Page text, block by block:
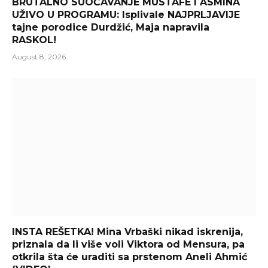
BRUTALNO SUOČAVANJE MUSTAFE I ASMINA
UŽIVO U PROGRAMU: Isplivale NAJPRLJAVIJE
tajne porodice Durdžić, Maja napravila
RASKOL!
August 8, 2026
INSTA REŠETKA! Mina Vrbaški nikad iskrenija,
priznala da li više voli Viktora od Mensura, pa
otkrila šta će uraditi sa prstenom Aneli Ahmić